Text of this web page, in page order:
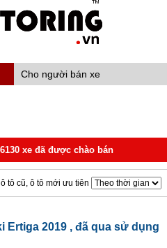
Cho người bán xe
xe đã được chào bán
tô cũ, ô tô mới ưu tiên
Ertiga 2019 , đã qua sử dụng